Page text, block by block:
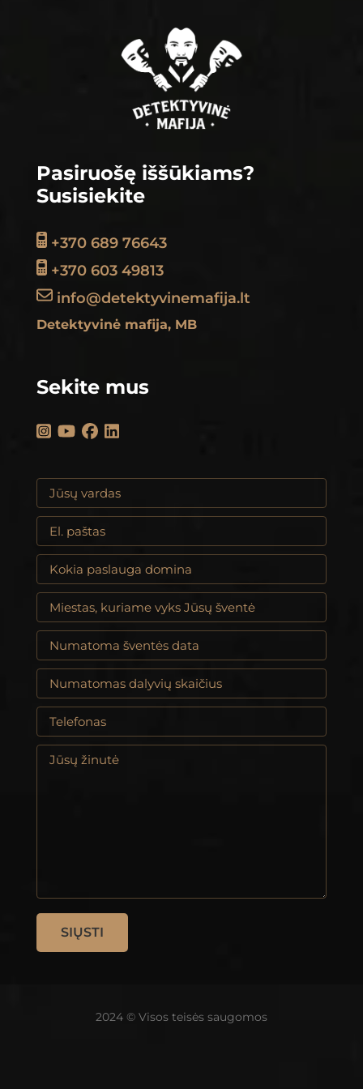
Pasiruošę iššūkiams?
Susisiekite
+370 689 76643
+370 603 49813
info@detektyvinemafija.lt
Detektyvinė mafija, MB
Sekite mus
2024 © Visos teisės saugomos